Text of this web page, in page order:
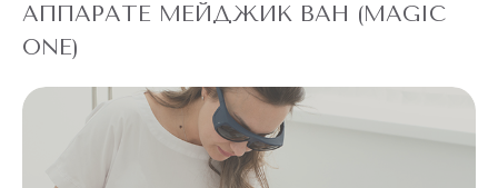
АППАРАТЕ МЕЙДЖИК ВАН (MAGIC
ONE)